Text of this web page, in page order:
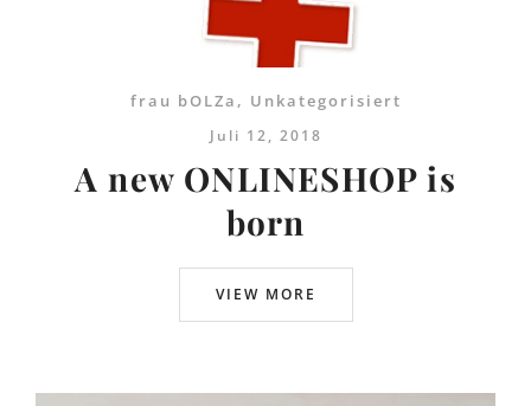
frau bOLZa , Unkategorisiert
Juli 12, 2018
A new ONLINESHOP is
born
VIEW MORE